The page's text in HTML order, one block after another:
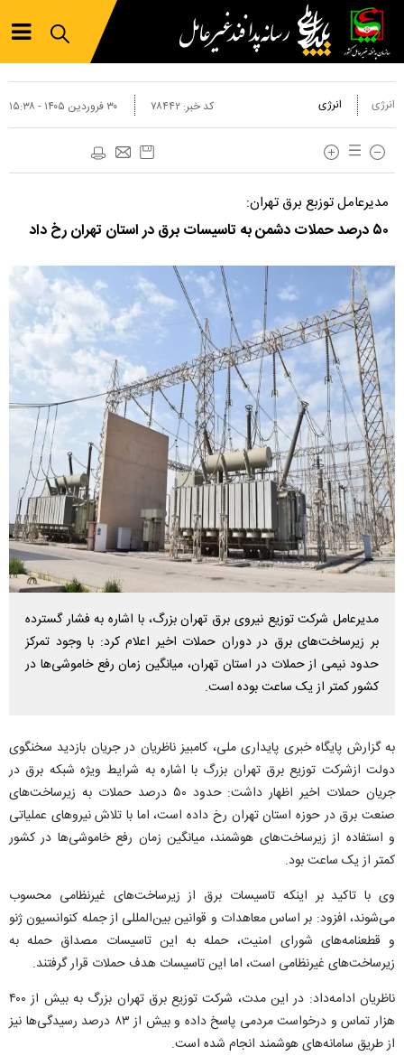
انرژی انرژی ۳۰ فروردين ۱۴۰۵ - ۱۵:۳۸ کد خبر:۷۸۴۴۲
مدیرعامل توزبع برق تهران:
۵۰ درصد حملات دشمن به تاسیسات برق در استان تهران رخ داد
مدیرعامل شرکت توزیع نیروی برق تهران بزرگ، با اشاره به فشار گسترده
بر زیرساخت‌های برق در دوران حملات اخیر اعلام کرد: با وجود تمرکز
حدود نیمی از حملات در استان تهران، میانگین زمان رفع خاموشی‌ها در
کشور کمتر از یک ساعت بوده است.
به گزارش پایگاه خبری پایداری ملی، کامبیز ناظریان در جریان بازدید سخنگوی
دولت ازشرکت توزیع برق تهران بزرگ با اشاره به شرایط ویژه شبکه برق در
جریان حملات اخیر اظهار داشت: حدود ۵۰ درصد حملات به زیرساخت‌های
صنعت برق در حوزه استان تهران رخ داده است، اما با تلاش نیرو‌های عملیاتی
و استفاده از زیرساخت‌های هوشمند، میانگین زمان رفع خاموشی‌ها در کشور
کمتر از یک ساعت بود.
وی با تاکید بر اینکه تاسیسات برق از زیرساخت‌های غیرنظامی محسوب
می‌شوند، افزود: بر اساس معاهدات و قوانین بین‌المللی از جمله کنوانسیون ژنو
و قطعنامه‌های شورای امنیت، حمله به این تاسیسات مصداق حمله به
زیرساخت‌های غیرنظامی است، اما این تاسیسات هدف حملات قرار گرفتند.
ناظریان ادامه‌داد: در این مدت، شرکت توزیع برق تهران بزرگ به بیش از ۴۰۰
هزار تماس و درخواست مردمی پاسخ داده و بیش از ۸۳ درصد رسیدگی‌ها نیز
از طریق سامانه‌های هوشمند انجام شده است.